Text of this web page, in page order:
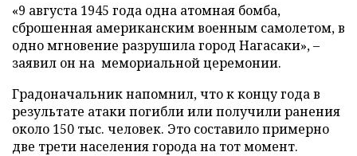
«9 августа 1945 года одна атомная бомба,
сброшенная американским военным самолетом, в
одно мгновение разрушила город Нагасаки», –
заявил он на мемориальной церемонии.
Градоначальник напомнил, что к концу года в
результате атаки погибли или получили ранения
около 150 тыс. человек. Это составило примерно
две трети населения города на тот момент.